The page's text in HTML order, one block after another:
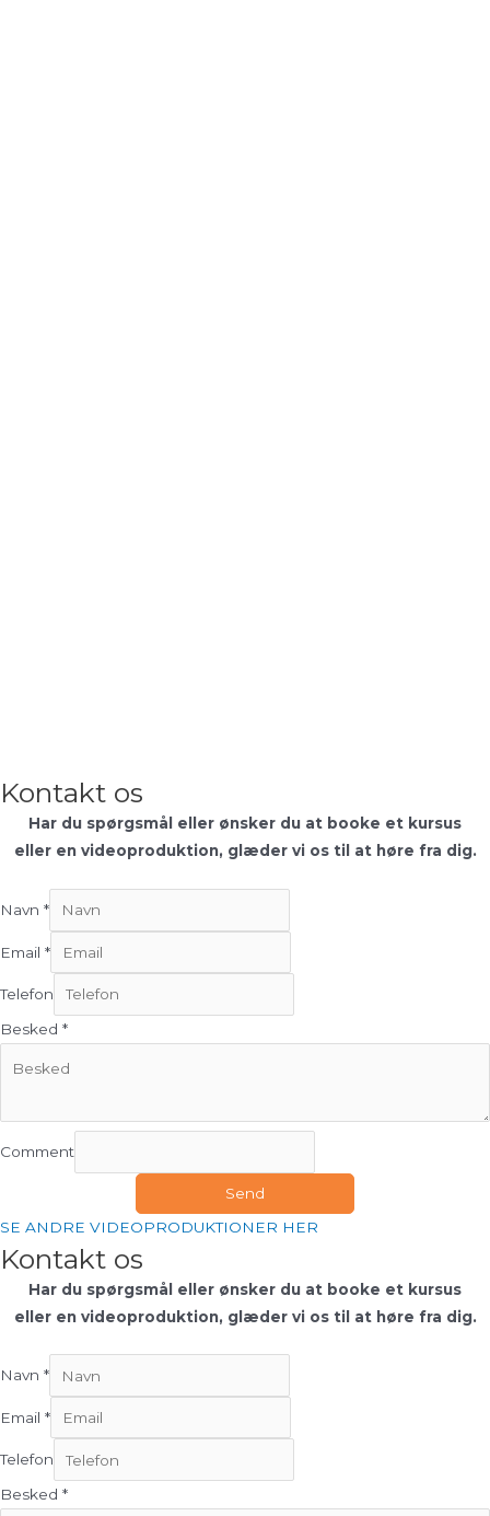
Kontakt os
Har du spørgsmål eller ønsker du at booke et kursus
eller en videoproduktion, glæder vi os til at høre fra dig.
Navn *
Email *
Telefon
Besked *
Comment
Send
SE ANDRE VIDEOPRODUKTIONER HER
Kontakt os
Har du spørgsmål eller ønsker du at booke et kursus
eller en videoproduktion, glæder vi os til at høre fra dig.
Navn *
Email *
Telefon
Besked *